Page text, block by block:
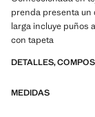
prenda presenta un
larga incluye puños
con tapeta
DETALLES,
MEDIDAS